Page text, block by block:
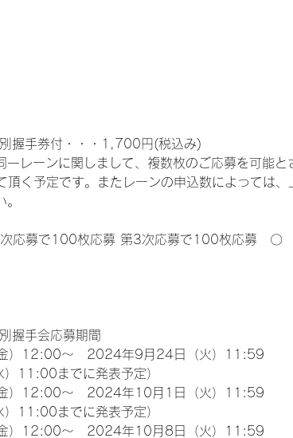
握手券付・・・1,700円(税込み)
レーンに関しまして、複数枚のご応募を可能
く予定です。またレーンの申込数によっては
応募で100枚応募 第3次応募で100枚応募　〇
握手会応募期間
）12:00～　2024年9月24日（火）11:59
11:00までに発表予定）
）12:00～　2024年10月1日（火）11:59
11:00までに発表予定）
）12:00～　2024年10月8日（火）11:59